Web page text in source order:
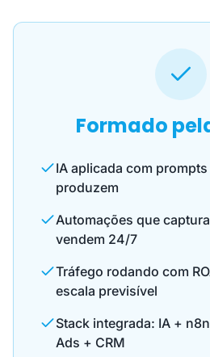
Formado
IA aplicada com
produzem
Automações que
vendem 24/7
Tráfego rodando com
escala previsível
Stack integrada: IA +
Ads + CRM